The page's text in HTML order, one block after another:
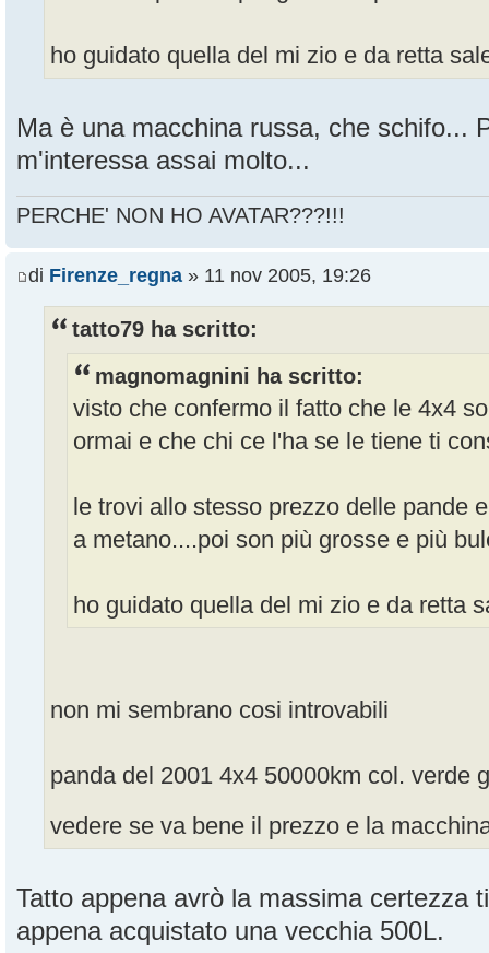
ho guidato quella del mi zio e da retta
Ma è una macchina russa, che schifo...
m'interessa assai molto...
PERCHE' NON HO AVATAR???!!!
di Firenze_regna » 11 nov 2005, 19:26
tatto79 ha scritto:
magnomagnini ha scritto:
visto che confermo il fatto che le 4x4
ormai e che chi ce l'ha se le tiene ti
le trovi allo stesso prezzo delle pande
a metano....poi son più grosse e più
ho guidato quella del mi zio e da retta
non mi sembrano cosi introvabili
panda del 2001 4x4 50000km col. verde
vedere se va bene il prezzo e la
Tatto appena avrò la massima certezza
appena acquistato una vecchia 500L.